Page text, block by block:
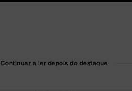
Continuar a ler depois do destaque